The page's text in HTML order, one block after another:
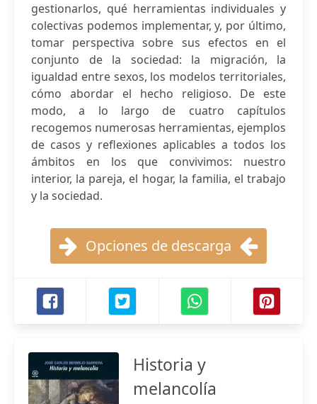
gestionarlos, qué herramientas individuales y
colectivas podemos implementar, y, por último,
tomar perspectiva sobre sus efectos en el
conjunto de la sociedad: la migración, la
igualdad entre sexos, los modelos territoriales,
cómo abordar el hecho religioso. De este
modo, a lo largo de cuatro capítulos
recogemos numerosas herramientas, ejemplos
de casos y reflexiones aplicables a todos los
ámbitos en los que convivimos: nuestro
interior, la pareja, el hogar, la familia, el trabajo
y la sociedad.
Opciones de descarga
Historia y
melancolía